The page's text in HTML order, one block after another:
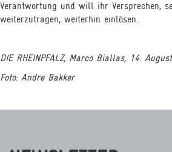
Verantwortung und will ihr Versprechen,
weiterzutragen, weiterhin einlösen.
DIE RHEINPFALZ, Marco Biallas, 14.
Foto: Andre Bakker